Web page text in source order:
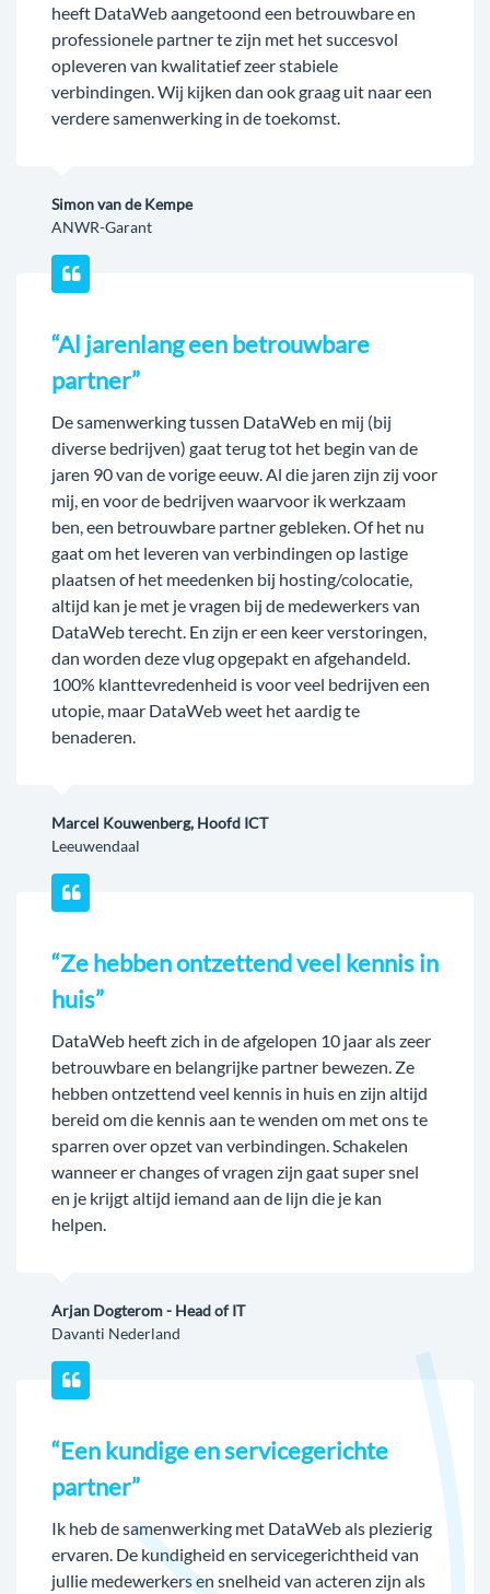
heeft DataWeb aangetoond een betrouwbare en
professionele partner te zijn met het succesvol
opleveren van kwalitatief zeer stabiele
verbindingen. Wij kijken dan ook graag uit naar een
verdere samenwerking in de toekomst.
Simon van de Kempe
ANWR-Garant
“Al jarenlang een betrouwbare
partner”
De samenwerking tussen DataWeb en mij (bij
diverse bedrijven) gaat terug tot het begin van de
jaren 90 van de vorige eeuw. Al die jaren zijn zij voor
mij, en voor de bedrijven waarvoor ik werkzaam
ben, een betrouwbare partner gebleken. Of het nu
gaat om het leveren van verbindingen op lastige
plaatsen of het meedenken bij hosting/colocatie,
altijd kan je met je vragen bij de medewerkers van
DataWeb terecht. En zijn er een keer verstoringen,
dan worden deze vlug opgepakt en afgehandeld.
100% klanttevredenheid is voor veel bedrijven een
utopie, maar DataWeb weet het aardig te
benaderen.
Marcel Kouwenberg, Hoofd ICT
Leeuwendaal
“Ze hebben ontzettend veel kennis in
huis”
DataWeb heeft zich in de afgelopen 10 jaar als zeer
betrouwbare en belangrijke partner bewezen. Ze
hebben ontzettend veel kennis in huis en zijn altijd
bereid om die kennis aan te wenden om met ons te
sparren over opzet van verbindingen. Schakelen
wanneer er changes of vragen zijn gaat super snel
en je krijgt altijd iemand aan de lijn die je kan
helpen.
Arjan Dogterom - Head of IT
Davanti Nederland
“Een kundige en servicegerichte
partner”
Ik heb de samenwerking met DataWeb als plezierig
ervaren. De kundigheid en servicegerichtheid van
jullie medewerkers en snelheid van acteren zijn als